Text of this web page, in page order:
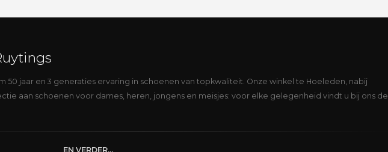
50 jaar en 3 generaties ervaring in schoenen van topkwaliteit. Onze winkel te Hoeleden, nabij
aan schoenen voor dames, heren, jongens en meisjes: voor elke gelegenheid vindt u bij ons de
EN VERDER...